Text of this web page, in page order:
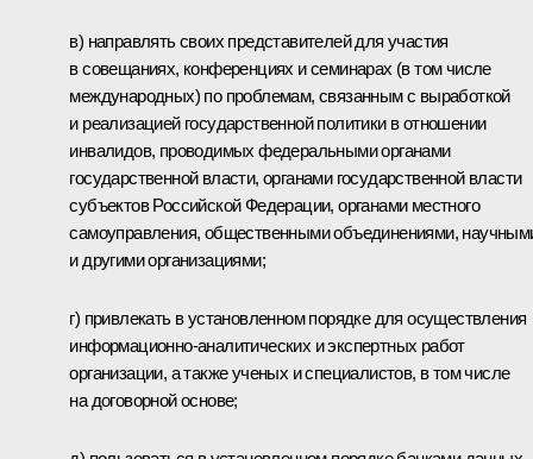
в) направлять своих представителей для участия
в совещаниях, конференциях и семинарах (в том числе
международных) по проблемам, связанным с выработкой
и реализацией государственной политики в отношении
инвалидов, проводимых федеральными органами
государственной власти, органами государственной власти
субъектов Российской Федерации, органами местного
самоуправления, общественными объединениями,
и другими организациями;
г) привлекать в установленном порядке для осуществления
информационно-аналитических и экспертных работ
организации, а также ученых и специалистов, в том числе
на договорной основе;